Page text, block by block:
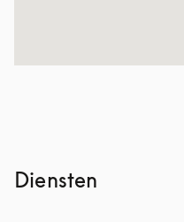
Diensten